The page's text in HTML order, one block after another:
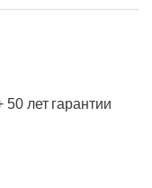
лет гарантии